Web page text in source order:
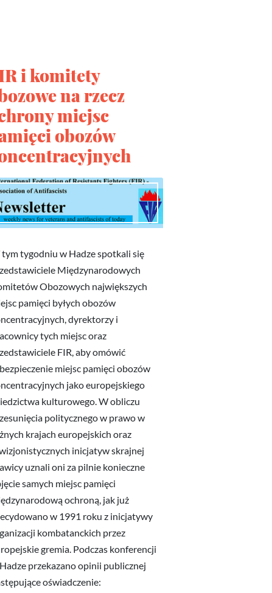
i komitety
na rzecz
miejsc
obozów
tygodniu w Hadze spotkali się
Międzynarodowych
Obozowych największych
pamięci byłych obozów
dyrektorzy i
tych miejsc oraz
FIR, aby omówić
miejsc pamięci obozów
jako europejskiego
kulturowego. W obliczu
politycznego w prawo w
krajach europejskich oraz
inicjatyw skrajnej
uznali oni za pilnie konieczne
samych miejsc pamięci
ochroną, jak już
w 1991 roku z inicjatywy
kombatanckich przez
gremia. Podczas konferencji
przekazano opinii publicznej
oświadczenie: